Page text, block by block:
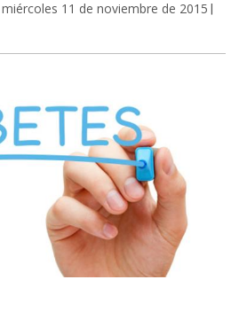
miércoles 11 de noviembre de 2015